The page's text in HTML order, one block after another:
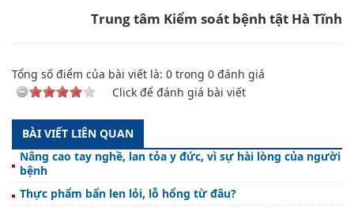
Trung tâm Kiểm soát bệnh tật Hà Tĩnh
Tổng số điểm của bài viết là: 0 trong 0 đánh giá
Click để đánh giá bài viết
BÀI VIẾT LIÊN QUAN
Nâng cao tay nghề, lan tỏa y đức, vì sự hài lòng của người
bệnh
Thực phẩm bẩn len lỏi, lỗ hổng từ đâu?